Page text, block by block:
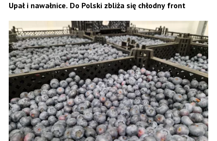
Upał i nawałnice. Do Polski zbliża się chłodny front